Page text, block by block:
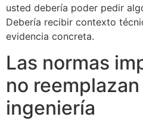
usted debería poder pedir
Debería recibir contexto
evidencia concreta.
Las normas
no
ingeniería